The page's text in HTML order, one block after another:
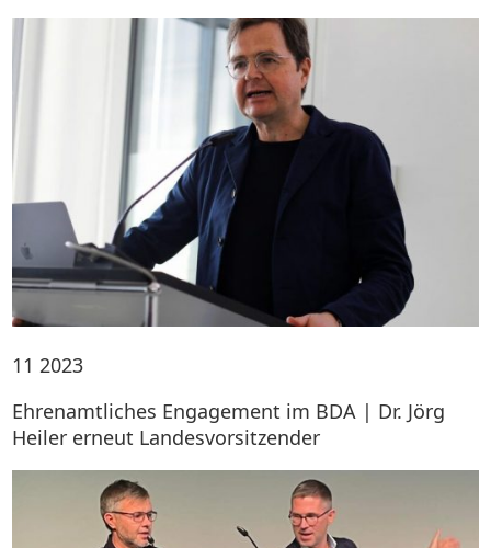
11 2023
Ehrenamtliches Engagement im BDA | Dr. Jörg
Heiler erneut Landesvorsitzender